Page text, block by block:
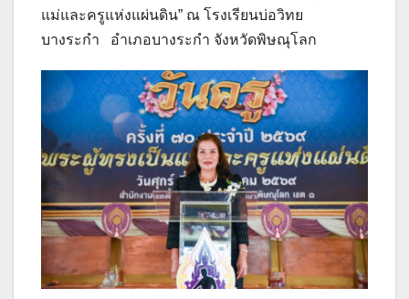
แม่และครูแห่งแผ่นดิน” ณ โรงเรียนบ่อวิทย
บางระกำ อำเภอบางระกำ จังหวัดพิษณุโลก